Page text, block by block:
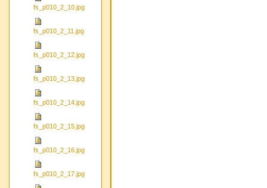
fs_p010_2_10.jpg
fs_p010_2_11.jpg
fs_p010_2_12.jpg
fs_p010_2_13.jpg
fs_p010_2_14.jpg
fs_p010_2_15.jpg
fs_p010_2_16.jpg
fs_p010_2_17.jpg